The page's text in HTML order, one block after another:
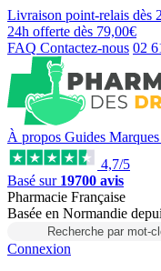
Livraison point-relais dès
24h offerte dès 79,00€
FAQ Contactez-nous 02
À propos Guides Marques
4,7/5
Basé sur 19700 avis
Pharmacie Française
Basée en Normandie
Recherche par mot-
Connexion